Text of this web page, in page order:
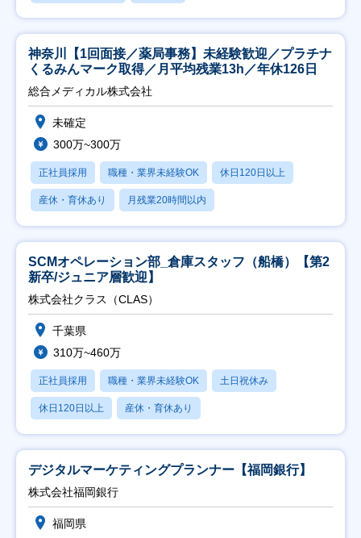
神奈川【1回面接／薬局事務】未経験歓迎／プラチナ
くるみんマーク取得／月平均残業13h／年休126日
総合メディカル株式会社
未確定
300万~300万
正社員採用 職種・業界未経験OK 休日120日以上
産休・育休あり 月残業20時間以内
SCMオペレーション部_倉庫スタッフ（船橋）【第2
新卒/ジュニア層歓迎】
株式会社クラス（CLAS）
千葉県
310万~460万
正社員採用 職種・業界未経験OK 土日祝休み
休日120日以上 産休・育休あり
デジタルマーケティングプランナー【福岡銀行】
株式会社福岡銀行
福岡県